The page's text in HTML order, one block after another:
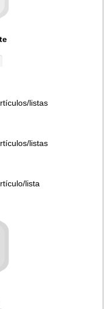
listas
listas
lista